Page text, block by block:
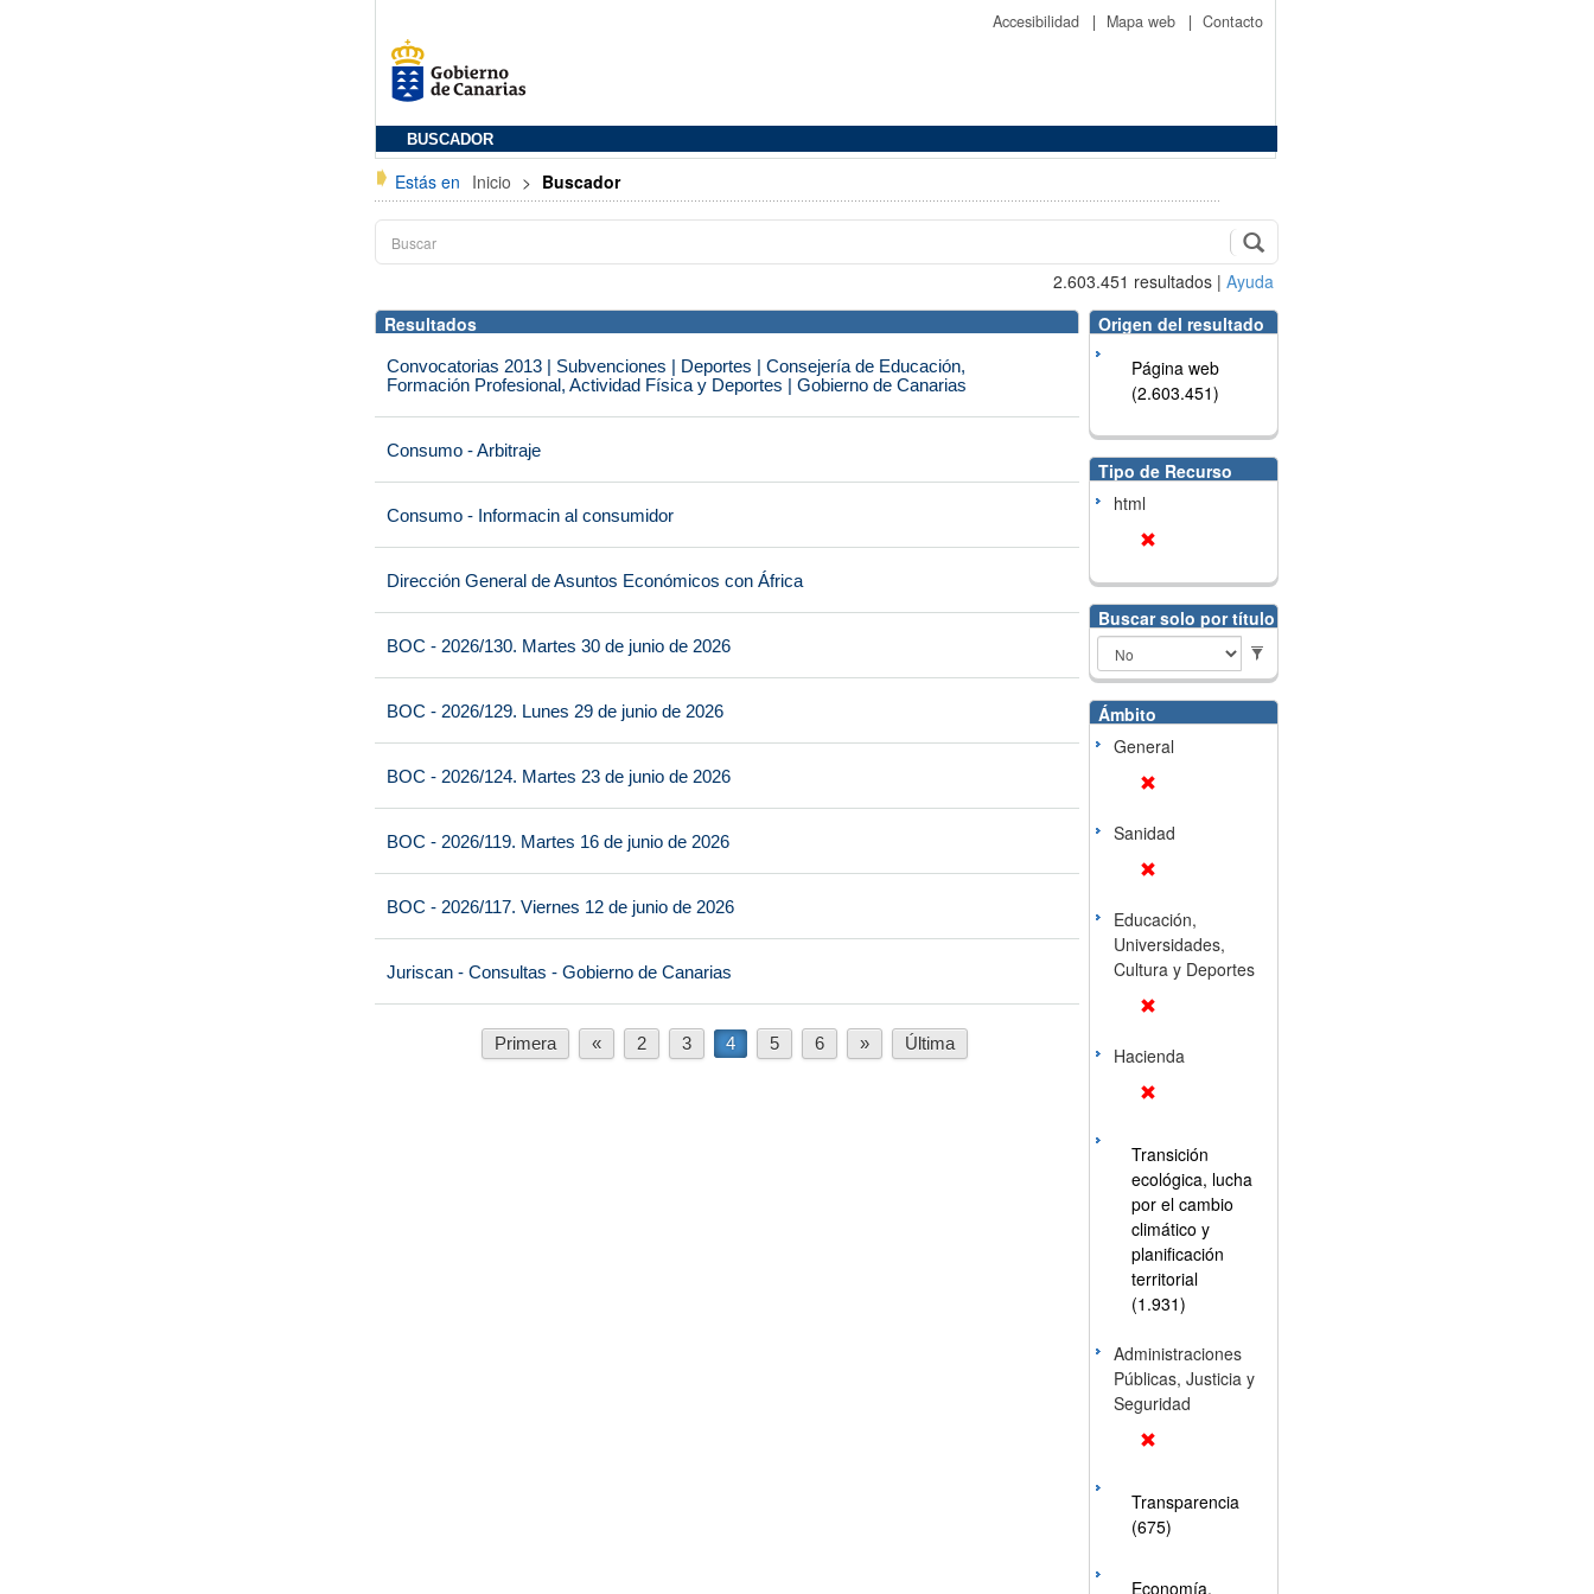
Accesibilidad | Mapa web | Contacto
BUSCADOR
Estás en Inicio > Buscador
2.603.451 resultados | Ayuda
Resultados
Convocatorias 2013 | Subvenciones | Deportes | Consejería de Educación,
Formación Profesional, Actividad Física y Deportes | Gobierno de Canarias
Consumo - Arbitraje
Consumo - Informacin al consumidor
Dirección General de Asuntos Económicos con África
BOC - 2026/130. Martes 30 de junio de 2026
BOC - 2026/129. Lunes 29 de junio de 2026
BOC - 2026/124. Martes 23 de junio de 2026
BOC - 2026/119. Martes 16 de junio de 2026
BOC - 2026/117. Viernes 12 de junio de 2026
Juriscan - Consultas - Gobierno de Canarias
Primera « 2 3 4 5 6 » Última
Origen del resultado
Página web
(2.603.451)
Tipo de Recurso
html
Buscar solo por título
Ámbito
General
Sanidad
Educación,
Universidades,
Cultura y Deportes
Hacienda
Transición
ecológica, lucha
por el cambio
climático y
planificación
territorial
(1.931)
Administraciones
Públicas, Justicia y
Seguridad
Transparencia
(675)
Economía,